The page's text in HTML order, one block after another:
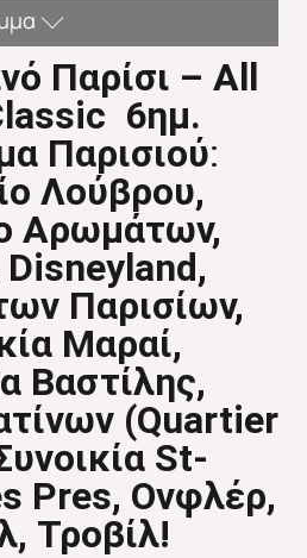
Παρίσι – All
6ημ.
Παρισιού:
Λούβρου,
Αρωμάτων,
Disneyland,
Παρισίων,
Μαραί,
Βαστίλης,
(Quartier
St-
Pres, Ονφλέρ,
, Τροβίλ!